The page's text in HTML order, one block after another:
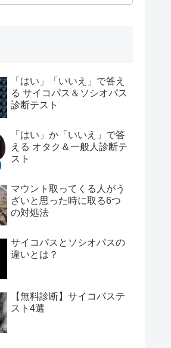
「はい」「いいえ」で答え
る サイコパス＆ソシオパス
診断テスト
「はい」か「いいえ」で答
える オタク＆一般人診断テ
スト
マウント取ってくる人がう
ざいと思った時に取る6つ
の対処法
サイコパスとソシオパスの
違いとは？
【無料診断】サイコパステ
スト4選